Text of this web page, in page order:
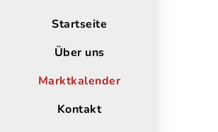
Startseite
Über uns
Marktkalender
Kontakt